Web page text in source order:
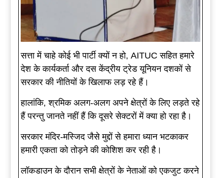
सत्ता में चाहे कोई भी पार्टी क्यों न हो, AITUC सहित हमारे
देश के कार्यकर्ता और दस केंद्रीय ट्रेड यूनियन दशकों से
सरकार की नीतियों के खिलाफ लड़ रहे हैं।
हालांकि, श्रमिक अलग-अलग अपने क्षेत्रों के लिए लड़ते रहे
हैं परन्तु जानते नहीं हैं कि दूसरे सेक्टरों में क्या हो रहा है।
सरकार मंदिर-मस्जिद जैसे मुद्दों से हमारा ध्यान भटकाकर
हमारी एकता को तोड़ने की कोशिश कर रही है।
लॉकडाउन के दौरान सभी क्षेत्रों के नेताओं को एकजुट करने